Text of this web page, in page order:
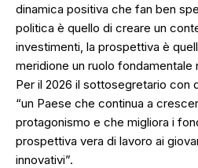
dinamica positiva che fan ben
politica è quello di creare un
investimenti, la prospettiva è
meridione un ruolo fondamentale
Per il 2026 il sottosegretario con
“un Paese che continua a
protagonismo e che migliora i
prospettiva vera di lavoro ai
innovativi”.